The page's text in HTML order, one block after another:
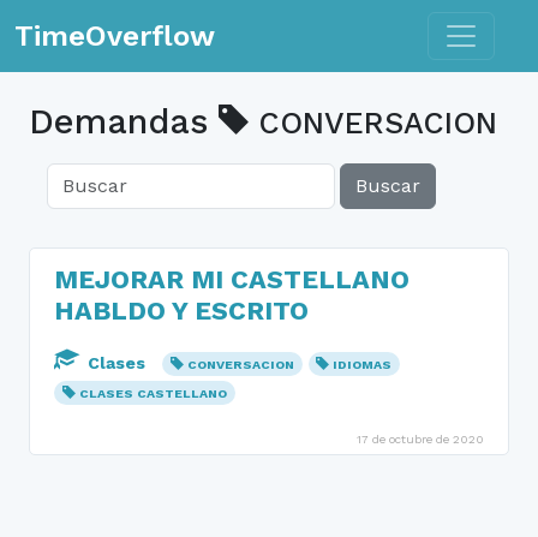
TimeOverflow Toggle
Demandas CONVERSACION
Buscar
MEJORAR MI CASTELLANO
HABLDO Y ESCRITO
Clases CONVERSACION
IDIOMAS
CLASES CASTELLANO
17 de octubre de 2020